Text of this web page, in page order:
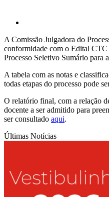
A Comissão Julgadora do
conformidade com o Edital
Processo Seletivo Sumário para
A tabela com as notas e
todas etapas do processo pode
O relatório final, com a relação
docente a ser admitido para
ser consultado aqui.
Últimas Notícias